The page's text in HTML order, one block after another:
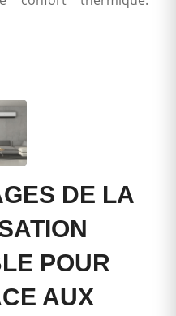
DE LA
POUR
AUX